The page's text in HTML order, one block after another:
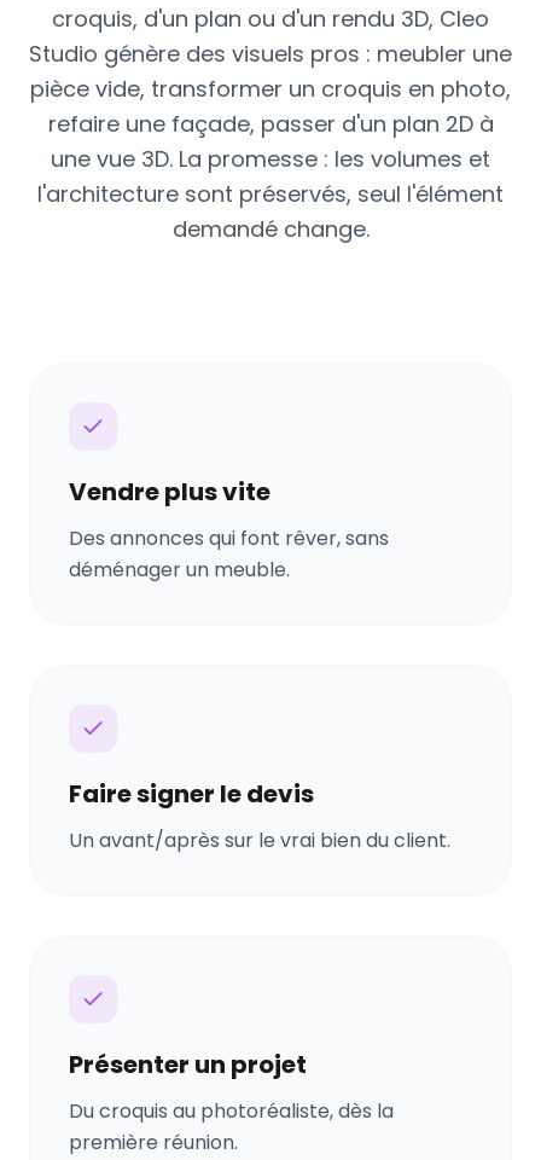
croquis, d'un plan ou d'un rendu 3D, Cleo
Studio génère des visuels pros : meubler une
pièce vide, transformer un croquis en photo,
refaire une façade, passer d'un plan 2D à
une vue 3D. La promesse : les volumes et
l'architecture sont préservés, seul l'élément
demandé change.
Vendre plus vite
Des annonces qui font rêver, sans
déménager un meuble.
Faire signer le devis
Un avant/après sur le vrai bien du client.
Présenter un projet
Du croquis au photoréaliste, dès la
première réunion.